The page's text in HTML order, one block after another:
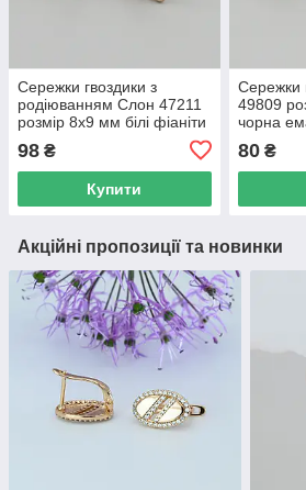
Сережки гвоздики з
родіюванням Слон 47211
розмір 8х9 мм білі фіаніти
98 ₴
Купити
Сережки
49809
чорна
80₴
Акційні пропозиції та новинки